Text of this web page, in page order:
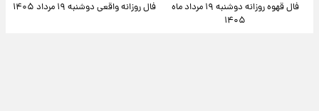
فال قهوه روزانه دوشنبه ۱۹ مرداد ماه
۱۴۰۵
فال روزانه واقعی دوشنبه ۱۹ مرداد ۱۴۰۵